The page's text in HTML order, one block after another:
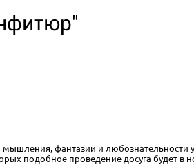
мышления, фантазии и
подобное проведение досуга будет в